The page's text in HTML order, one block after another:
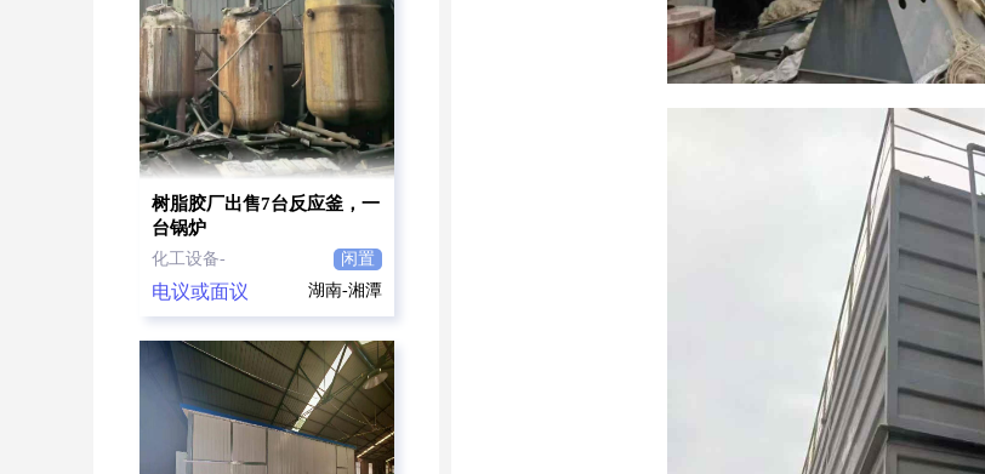
树脂胶厂出售7台反应釜，一
台锅炉
化工设备- 闲置
电议或面议 湖南-湘潭